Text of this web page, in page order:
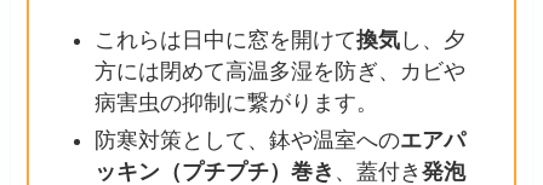
これらは日中に窓を開けて換気 し、夕
方には閉めて高温多湿を防ぎ、カビや
病害虫の抑制に繋がります。
防寒対策として、鉢や温室へのエアパ
ッキン（プチプチ）巻き 、蓋付き発泡